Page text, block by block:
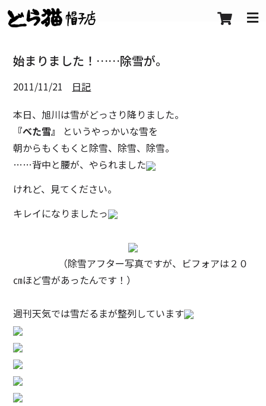
始まりました！……除雪が。
2011/11/21
日記
本日、旭川は雪がどっさり降りました。
『べた雪』
というやっかいな雪を
朝からもくもくと除雪、除雪、除雪。
……背中と腰が、やられました
けれど、見てください。
キレイになりましたっ
（除雪アフター写真ですが、ビフォアは２０
㎝ほど雪があったんです！）
週刊天気では雪だるまが整列しています